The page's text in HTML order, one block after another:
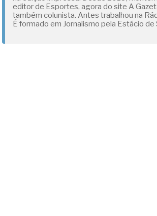
editor de Esportes, agora do site A
também colunista. Antes trabalhou na
É formado em Jornalismo pela Estácio de